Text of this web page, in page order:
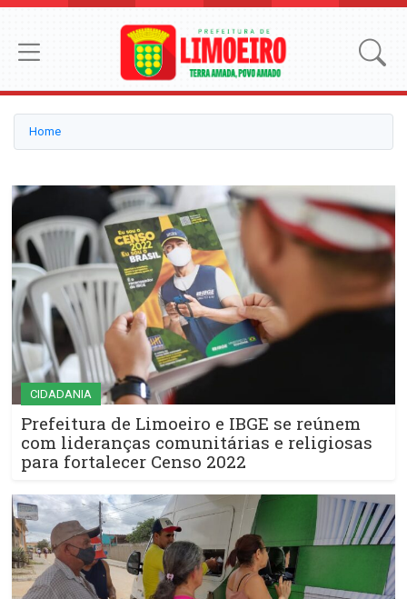
Home
CIDADANIA
Prefeitura de Limoeiro e IBGE se reúnem
com lideranças comunitárias e religiosas
para fortalecer Censo 2022